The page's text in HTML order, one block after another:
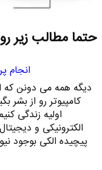
حتما مطالب زیر
انجام
دیگه همه می دونن که
کامپیوتر رو از بشر
اولیه زندگی
الکترونیکی و
پیچیده الکی بوجود